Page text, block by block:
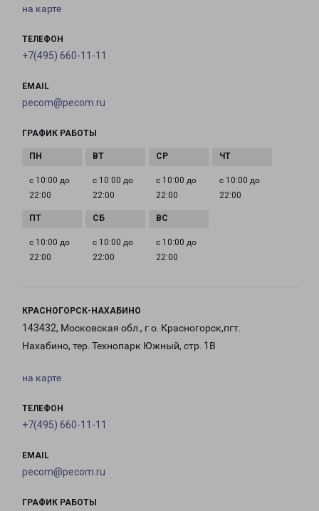
на карте
ТЕЛЕФОН
+7(495) 660-11-11
EMAIL
pecom@pecom.ru
ГРАФИК РАБОТЫ
с 10:00 до
22:00
с 10:00 до
22:00
с 10:00 до
22:00
с 10:00 до
22:00
с 10:00 до
22:00
с 10:00 до
22:00
с 10:00 до
22:00
КРАСНОГОРСК-НАХАБИНО
143432, Московская обл., г.о. Красногорск,пгт.
Нахабино, тер. Технопарк Южный, стр. 1В
на карте
ТЕЛЕФОН
+7(495) 660-11-11
EMAIL
pecom@pecom.ru
ГРАФИК РАБОТЫ